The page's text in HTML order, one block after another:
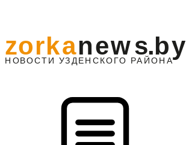
НО ВОСТИ УЗДЕНС КО ГО РАЙОНА
zorkanews.by